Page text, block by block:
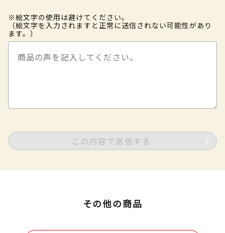
※絵文字の使用は避けてください。
（絵文字を入力されますと正常に送信されない可能性があり
ます。）
この内容で送信する
その他の商品